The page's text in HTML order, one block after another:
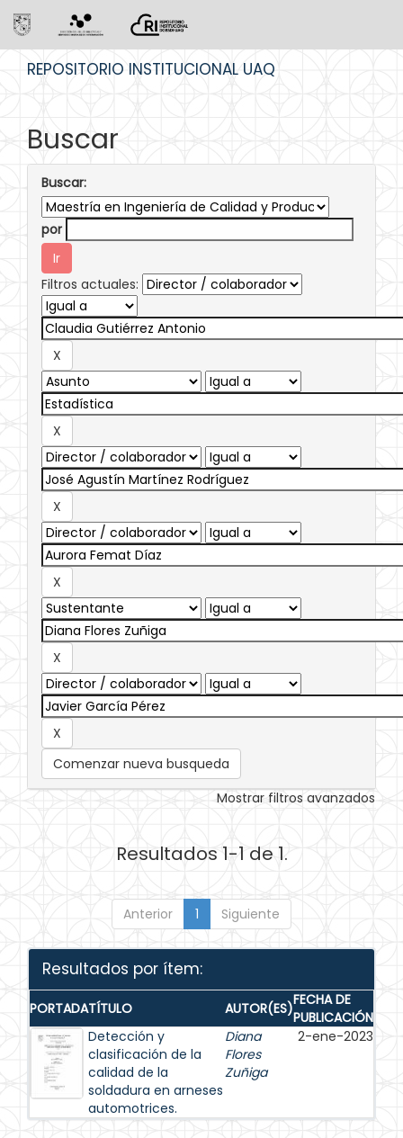
REPOSITORIO INSTITUCIONAL UAQ
Buscar
Buscar:
por
Filtros actuales:
Comenzar nueva busqueda
Mostrar filtros avanzados
Resultados 1-1 de 1.
Anterior 1 Siguiente
Resultados por ítem:
PORTADATÍTULO AUTOR(ES)FECHA DE
PUBLICACIÓN
Detección y
clasificación de la
calidad de la
soldadura en arneses
automotrices.
Diana
Flores
Zuñiga
2-ene-2023